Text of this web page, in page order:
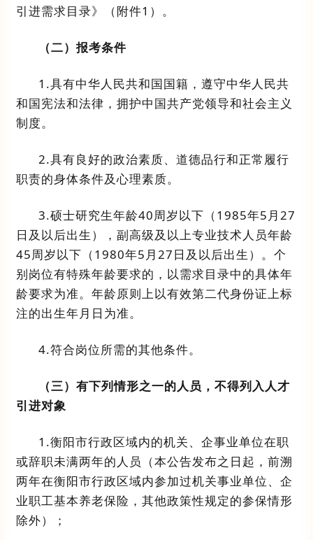
引进需求目录》（附件1 ）。
（二）报考条件
1.具有中华人民共和国国籍，遵守中华人民共
和国宪法和法律，拥护中国共产党领导和社会主义
制度。
2.具有良好的政治素质、道德品行和正常履行
职责的身体条件及心理素质。
3.硕士研究生年龄40周岁以下（1985年5 月27
日及 以后出生），副高级及以上专业技术人员年龄
45周岁以下（1980年5 月27日及 以后出生）。 个
别岗位有特殊年龄要求的，以需求目录中的具体年
龄要求为准。年龄原则上以有效第二代身份证上标
注的出生年月日为准。
4.符合岗位所需的其他条件。
（三） 有下列情形之一的人员，不得列入人才
引进对象
1.衡阳市行政区域内的机关、企事业单位在职
或辞职未满两年的人员（本公告发布之日起，前溯
两年在衡阳市行政区域内参加过机关事业单位、企
业职工基本养老保险，其他政策性规定的参保情形
除外）；